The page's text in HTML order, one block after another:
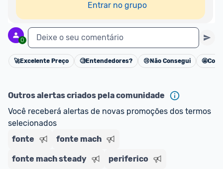
Entrar no grupo
0 Deixe o seu comentário
Cancelar
🚀Excelente Preço 🧐Entendedores? 😢 Não Consegui 🤩
Outros alertas criados pela comunidade
Você receberá alertas de novas promoções dos termos
selecionados
fonte
fonte mach
fonte mach steady periferico